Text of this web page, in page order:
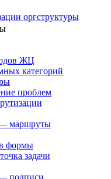
оргструктуры
ЖЦ
категорий
проблем
маршруты
формы
задачи
подписи